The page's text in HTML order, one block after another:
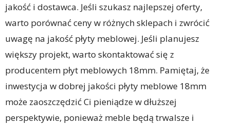
jakość i dostawca. Jeśli szukasz najlepszej oferty,
warto porównać ceny w różnych sklepach i zwrócić
uwagę na jakość płyty meblowej. Jeśli planujesz
większy projekt, warto skontaktować się z
producentem płyt meblowych 18mm. Pamiętaj, że
inwestycja w dobrej jakości płyty meblowe 18mm
może zaoszczędzić Ci pieniądze w dłuższej
perspektywie, ponieważ meble będą trwalsze i